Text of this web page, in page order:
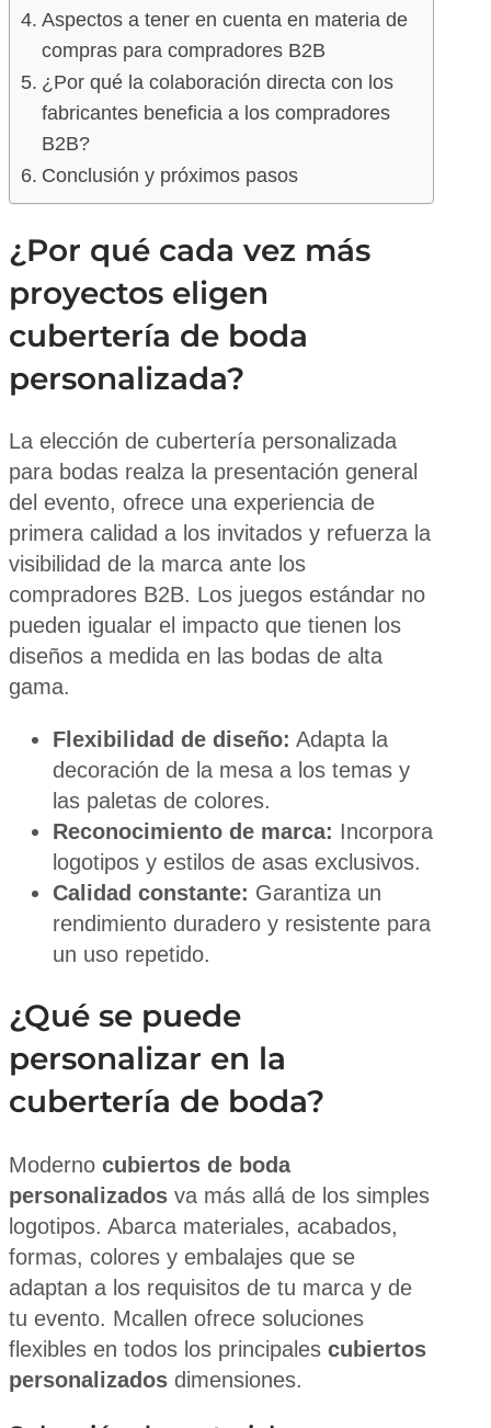
Aspectos a tener en cuenta en materia de
compras para compradores B2B
¿Por qué la colaboración directa con los
fabricantes beneficia a los compradores
B2B?
Conclusión y próximos pasos
¿Por qué cada vez más
proyectos eligen
cubertería de boda
personalizada?
La elección de cubertería personalizada
para bodas realza la presentación general
del evento, ofrece una experiencia de
primera calidad a los invitados y refuerza la
visibilidad de la marca ante los
compradores B2B. Los juegos estándar no
pueden igualar el impacto que tienen los
diseños a medida en las bodas de alta
gama.
Flexibilidad de diseño: Adapta la
decoración de la mesa a los temas y
las paletas de colores.
Reconocimiento de marca: Incorpora
logotipos y estilos de asas exclusivos.
Calidad constante: Garantiza un
rendimiento duradero y resistente para
un uso repetido.
¿Qué se puede
personalizar en la
cubertería de boda?
Moderno cubiertos de boda
personalizados va más allá de los simples
logotipos. Abarca materiales, acabados,
formas, colores y embalajes que se
adaptan a los requisitos de tu marca y de
tu evento. Mcallen ofrece soluciones
flexibles en todos los principales cubiertos
personalizados dimensiones.